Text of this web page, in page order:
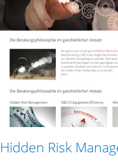
Hidden Risk